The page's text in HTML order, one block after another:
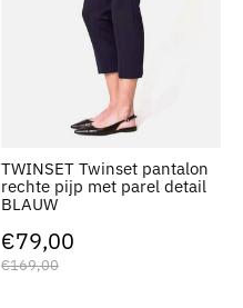
TWINSET Twinset pantalon
rechte pijp met parel detail
BLAUW
€79,00
€169,00